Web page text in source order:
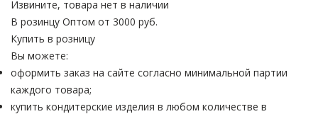
Извините, товара нет в наличии
В розинцу Оптом от 3000 руб.
Купить в розницу
Вы можете:
оформить заказ на сайте согласно минимальной партии
каждого товара;
купить кондитерские изделия в любом количестве в